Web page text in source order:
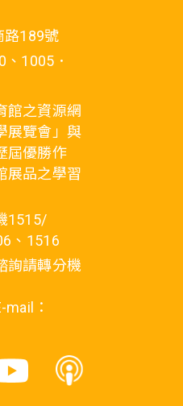
路189號
1005．
館之資源網
展覽會」與
屆優勝作
展品之學習
1515/
、1516
詢請轉分機
：